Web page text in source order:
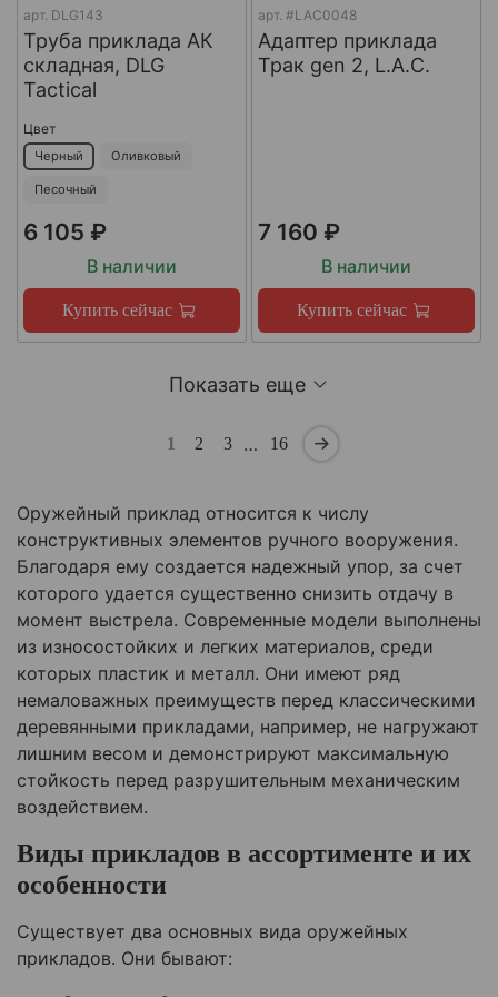
арт. DLG143
Труба приклада АК
складная, DLG
Tactical
Цвет
Черный Оливковый
Песочный
6 105 ₽
В наличии
Купить сейчас
арт. #LAC0048
Адаптер приклада
Трак gen 2, L.A.C.
7 160 ₽
В наличии
Купить сейчас
Показать еще
1 2 3 … 16
Оружейный приклад относится к числу
конструктивных элементов ручного вооружения.
Благодаря ему создается надежный упор, за счет
которого удается существенно снизить отдачу в
момент выстрела. Современные модели выполнены
из износостойких и легких материалов, среди
которых пластик и металл. Они имеют ряд
немаловажных преимуществ перед классическими
деревянными прикладами, например, не нагружают
лишним весом и демонстрируют максимальную
стойкость перед разрушительным механическим
воздействием.
Виды прикладов в ассортименте и их
особенности
Существует два основных вида оружейных
прикладов. Они бывают: